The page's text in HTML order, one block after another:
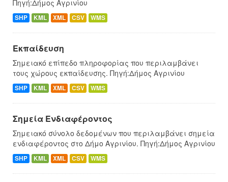
Πηγή:Δήμος Αγρινίου
SHP KML XML CSV WMS
Εκπαίδευση
Σημειακό επίπεδο πληροφορίας που περιλαμβάνει
τους χώρους εκπαίδευσης. Πηγή:Δήμος Αγρινίου
SHP KML XML CSV WMS
Σημεία Ενδιαφέροντος
Σημειακό σύνολο δεδομένων που περιλαμβάνει σημεία
ενδιαφέροντος στο Δήμο Αγρινίου. Πηγή:Δήμος Αγρινίου
SHP KML XML CSV WMS